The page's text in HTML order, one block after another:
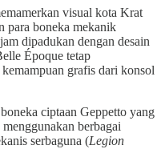
visual kota Krat
para boneka mekanik
dipadukan dengan desain
Époque tetap
grafis dari konsol
ciptaan Geppetto yang
berbagai
serbaguna (Legion